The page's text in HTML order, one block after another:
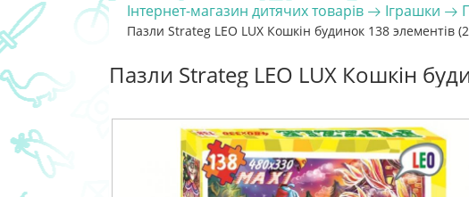
Інтернет-магазин дитячих товарів Іграшки
Пазли Strateg LEO LUX Кошкін будинок 138 элементів
Пазли Strateg LEO LUX Кошкін